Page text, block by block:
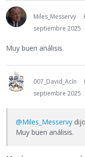
Miles_Messervy
septiembre 2025
Muy buen análisis.
007_David_Acín
septiembre 2025
@Miles_Messervy
Muy buen análisis.